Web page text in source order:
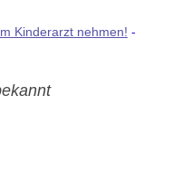
Kinderarzt nehmen! -